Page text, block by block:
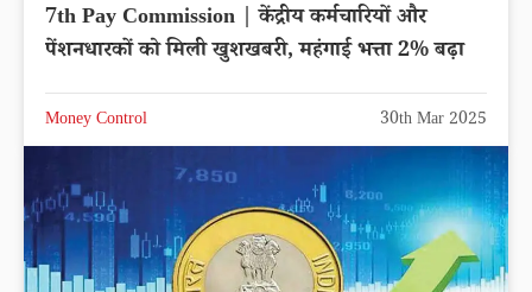
7th Pay Commission | केंद्रीय कर्मचारियों और
पेंशनधारकों को मिली खुशखबरी, महंगाई भत्ता 2% बढ़ा
Money Control 30th Mar 2025